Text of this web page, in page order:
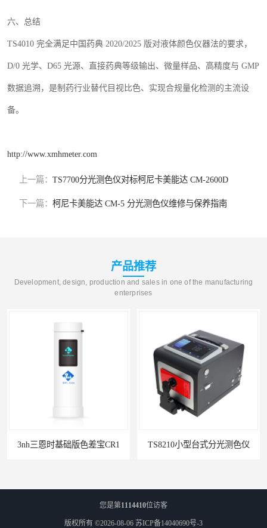
六、总结
TS4010 完全满足中国药典 2020/2025 版对液体颜色仪器法的要求，
D/0 光学、 D65 光源、直接药典等级输出、微量样品、高精度与 GMP
数据追溯，是制药行业替代目视比色、实现合规量化检测的主流设
备。
http://www.xmhmeter.com
上一篇： TS7700分光测色仪对标柯尼卡美能达 CM-2600D
下一篇： 柯尼卡美能达 CM-5 分光测色仪维修与保养指南
产品推荐
Development, design, production and sales in one of the manufacturing
enterprises
CR1 TS8210小型台式分光测色仪
您是第1114410位访客
版权所有 ©2026-08-06 苏ICP备14040690号-3